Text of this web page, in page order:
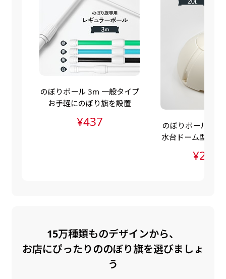
のぼりポール 3m 一般タイプ
お手軽にのぼり旗を設置
¥437
のぼりポールス
水台ドーム型（ポ
15万種類ものデザインから、
お店にぴったりののぼり旗を選びましょ
う
自由入力(60x180以内)
お好みのサイズで縦幕・横幕の作成が可能です。
長辺が180cm以内、短辺が60cm以内であれば自
由なサイズを指定下さい！
あんな場所こんな場所お好みのサイズでお好みの
幕の製作をお楽しみください
（※cm単位での指定でおねがいいたします。）
レギュラーのれんは横幕の上部にチチを5か所つ
けて疑似的にのれんのような幕をつくります。お
店の入口付近の装飾に是非！
レギュラースリムのれん
(180x30)
レギュラーのれんスリムは横幕の上部にチチを5